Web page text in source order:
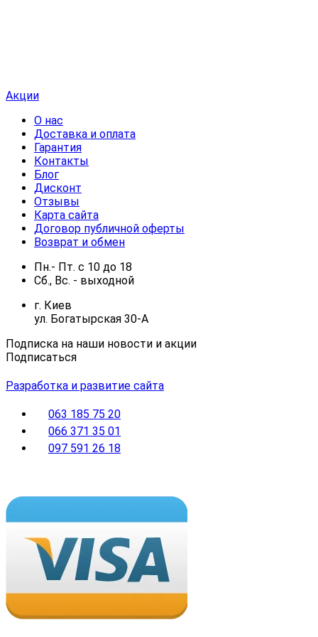
Акции
О нас
Доставка и оплата
Гарантия
Контакты
Блог
Дисконт
Отзывы
Карта сайта
Договор публичной оферты
Возврат и обмен
Пн.- Пт. с 10 до 18
Сб., Вс. - выходной
г. Киев
ул. Богатырская 30-А
Подписка на наши новости и акции
Подписаться
Разработка и развитие сайта
063 185 75 20
066 371 35 01
097 591 26 18